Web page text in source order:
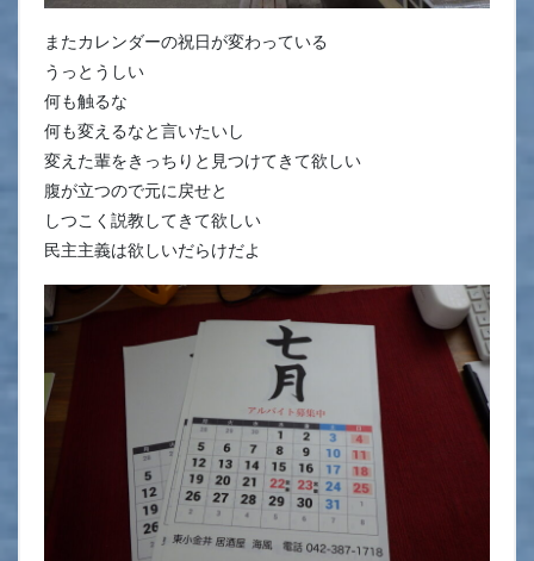
またカレンダーの祝日が変わっている
うっとうしい
何も触るな
何も変えるなと言いたいし
変えた輩をきっちりと見つけてきて欲しい
腹が立つので元に戻せと
しつこく説教してきて欲しい
民主主義は欲しいだらけだよ